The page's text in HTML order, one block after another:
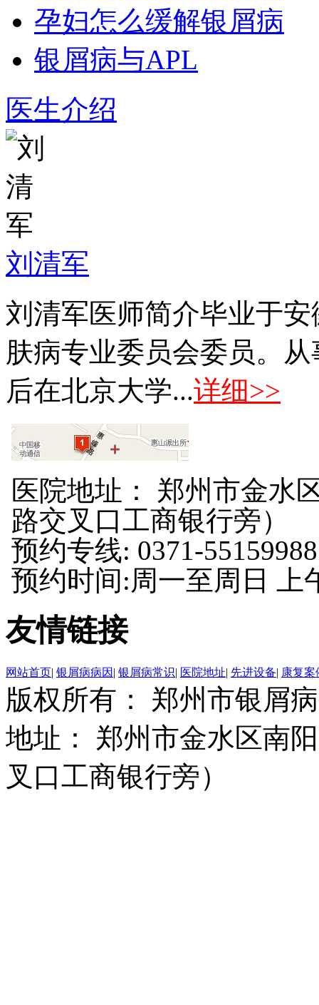
孕妇怎么缓解银屑病
银屑病与APL
医生介绍
刘清军
刘清军医师简介毕业于
肤病专业委员会委员。
后在北京大学...详细>>
医院地址： 郑州市金水
路交叉口工商银行旁）
预约专线: 0371-55159988
预约时间:周一至周日 上
友情链接
网站首页| 银屑病病因 | 银屑病常识| 医院地址| 先进设备| 康复案
版权所有： 郑州市银屑
地址： 郑州市金水区南
叉口工商银行旁）